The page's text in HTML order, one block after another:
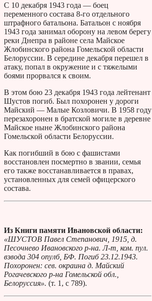
С 10 декабря 1943 года — боец
переменного состава 8-го отдельного
штрафного батальона. Батальон с ноября
1943 года занимал оборону на левом берегу
реки Днепра в районе села Майское
Жлобинского района Гомельской области
Белоруссии. В середине декабря перешел в
атаку, попал в окружение и с тяжелыми
боями прорвался к своим.
В этом бою 23 декабря 1943 года лейтенант
Шустов погиб. Был похоронен у дороги
Майский — Малые Козловичи. В 1958 году
перезахоронен в братской могиле в деревне
Майское ныне Жлобинского района
Гомельской области Белоруссии.
Как погибший в бою с фашистами
восстановлен посмертно в звании, семья
его также восстанавливается в правах,
установленных для семей офицерского
состава.
Из Книги памяти Ивановской области:
«ШУСТОВ Павел Степанович, 1915, д.
Песочнево Ивановского р-на. Л-т, ком. пул.
взвода 304 опулб, БФ. Погиб 23.12.1943.
Похоронен: сев. окраина д. Майский
Рогачевского р-на Гомельской обл.,
Белоруссия». (т. 1, с 789).